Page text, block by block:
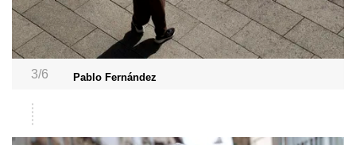
3/6 Pablo Fernández